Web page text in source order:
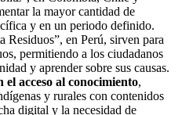
la mayor cantidad de
y en un periodo definido.
Residuos”, en Perú, sirven para
permitiendo a los ciudadanos
y aprender sobre sus causas.
el acceso al conocimiento,
y rurales con contenidos
digital y la necesidad de